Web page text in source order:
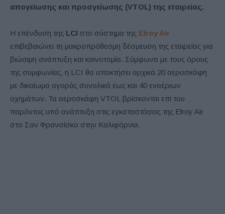
απογείωσης και προσγείωσης (VTOL) της εταιρείας.
Η επένδυση της LCI στο σύστημα της Elroy Air
επιβεβαιώνει τη μακροπρόθεσμη δέσμευση της εταιρείας για
βιώσιμη ανάπτυξη και καινοτομία. Σύμφωνα με τους όρους
της συμφωνίας, η LCI θα αποκτήσει αρχικά 20 αεροσκάφη
με δικαίωμα αγοράς συνολικά έως και 40 εναέριων
οχημάτων. Τα αεροσκάφη VTOL βρίσκονται επί του
παρόντος υπό ανάπτυξη στις εγκαταστάσεις της Elroy Air
στο Σαν Φρανσίσκο στην Καλιφόρνια.